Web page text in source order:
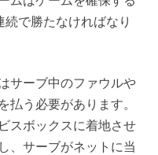
で勝たなければなり
サーブ中のファウルや
払う必要があります。
スボックスに着地させ
、サーブがネットに当